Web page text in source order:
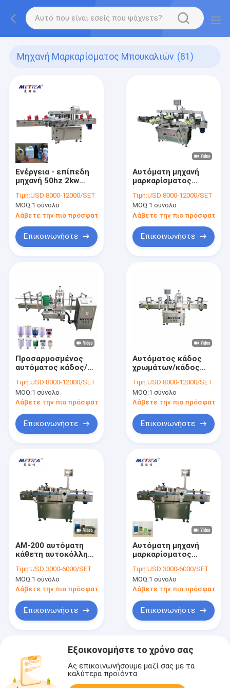
Μηχανή Μαρκαρίσματος Μπουκαλιών (81)
Ενέργεια - επίπεδη
μηχανή 50hz 2kw
μπουκαλιών
αποταμίευσης για το
απορρυπαντικό
πλυντηρίων
Τιμή:USD 8000-12000/SET
MOQ:1 σύνολο
Λάβετε την πιο πρόσφατη τιμή
Επικοινωνήστε
Αυτόματη μηχανή
μαρκαρίσματος
μαρκαρίσματος
λαιμών μπουκαλιών
και αυτοκόλλητων
ετικεττών πλευρών
Τιμή:USD 8000-12000/SET
MOQ:1 σύνολο
Λάβετε την πιο πρόσφατη
Επικοινωνήστε
Προσαρμοσμένος
αυτόματος κάδος/
μεγάλη μηχανή
μαρκαρίσματος
μπουκαλιών
Τιμή:USD 8000-12000/SET
MOQ:1 σύνολο
Λάβετε την πιο πρόσφατη τιμή
Επικοινωνήστε
Αυτόματος κάδος
χρωμάτων/κάδος
μεγάλη μηχανή
μαρκαρίσματος
μπουκαλιών
Τιμή:USD 8000-12000/SET
MOQ:1 σύνολο
Λάβετε την πιο πρόσφατη
Επικοινωνήστε
ΑΜ-200 αυτόματη
κάθετη αυτοκόλλητη
τη μηχανή
μαρκαρίσματος
μπουκαλιών για τη
μαρκαρίσματος
μπουκαλιών
Τιμή:USD 3000-6000/SET
MOQ:1 σύνολο
Λάβετε την πιο πρόσφατη τιμή
Επικοινωνήστε
Αυτόματη μηχανή
μαρκαρίσματος
ετικεττών για το
στρογγυλό μπουκάλι
Τιμή:USD 3000-6000/SET
MOQ:1 σύνολο
Λάβετε την πιο πρόσφατη
Επικοινωνήστε
Εξοικονομήστε το χρόνο σας
Ας επικοινωνήσουμε μαζί σας με τα
καλύτερα προϊόντα.